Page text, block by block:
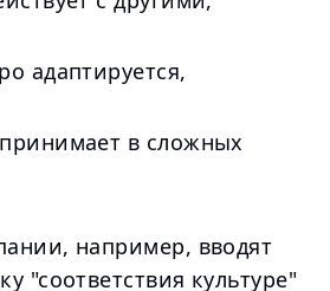
адаптируется,
в сложных
например, вводят
"соответствия культуре"